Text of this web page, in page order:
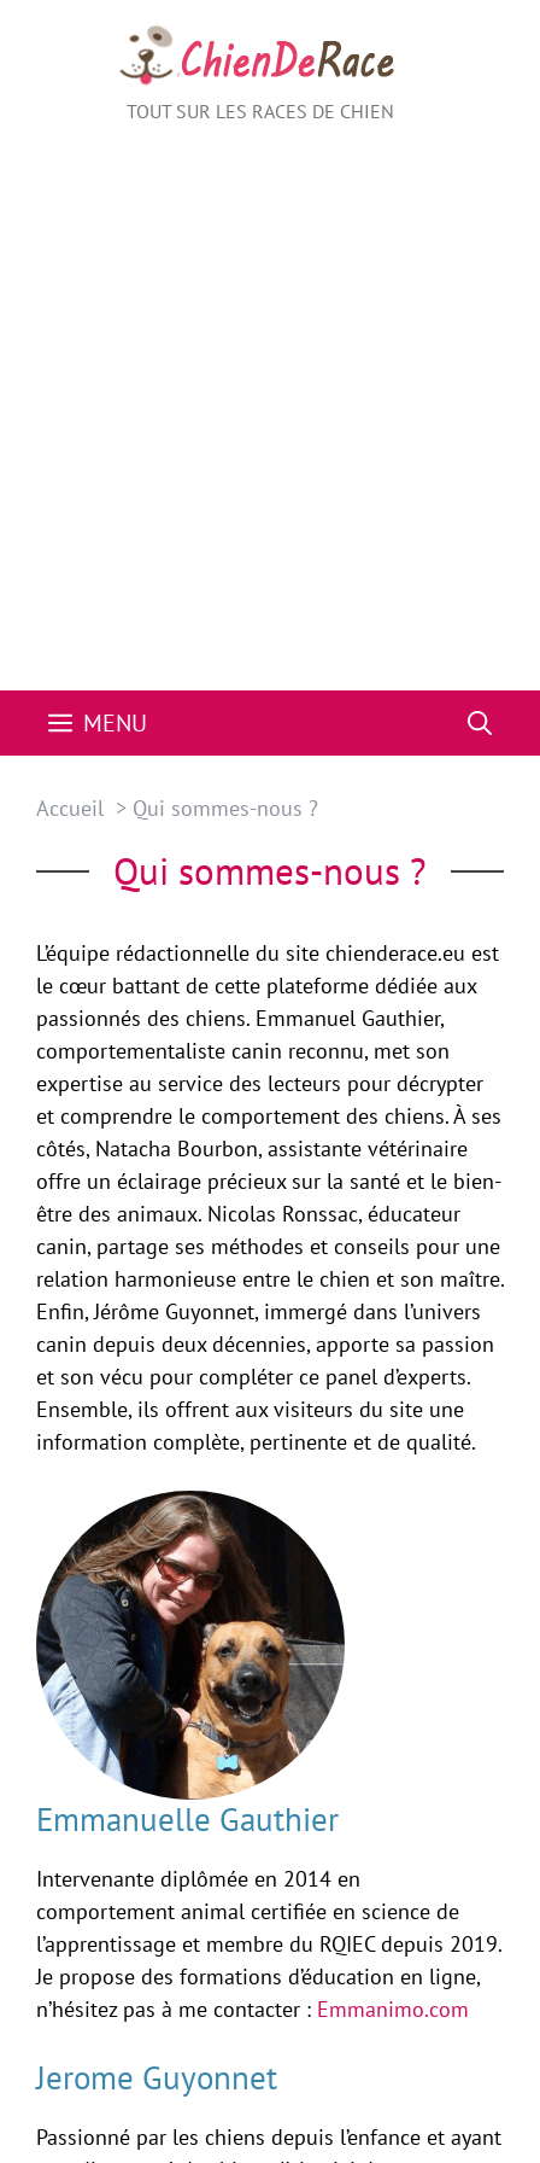
TOUT SUR LES RACES DE CHIEN
MENU
Accueil Qui sommes-nous ?
Qui sommes-nous ?
L’équipe rédactionnelle du site chienderace.eu est
le cœur battant de cette plateforme dédiée aux
passionnés des chiens. Emmanuel Gauthier,
comportementaliste canin reconnu, met son
expertise au service des lecteurs pour décrypter
et comprendre le comportement des chiens. À ses
côtés, Natacha Bourbon, assistante vétérinaire
offre un éclairage précieux sur la santé et le bien-
être des animaux. Nicolas Ronssac, éducateur
canin, partage ses méthodes et conseils pour une
relation harmonieuse entre le chien et son maître.
Enfin, Jérôme Guyonnet, immergé dans l’univers
canin depuis deux décennies, apporte sa passion
et son vécu pour compléter ce panel d’experts.
Ensemble, ils offrent aux visiteurs du site une
information complète, pertinente et de qualité.
Emmanuelle Gauthier
Intervenante diplômée en 2014 en
comportement animal certifiée en science de
l’apprentissage et membre du RQIEC depuis 2019.
Je propose des formations d’éducation en ligne,
n’hésitez pas à me contacter : Emmanimo.com
Jerome Guyonnet
Passionné par les chiens depuis l’enfance et ayant